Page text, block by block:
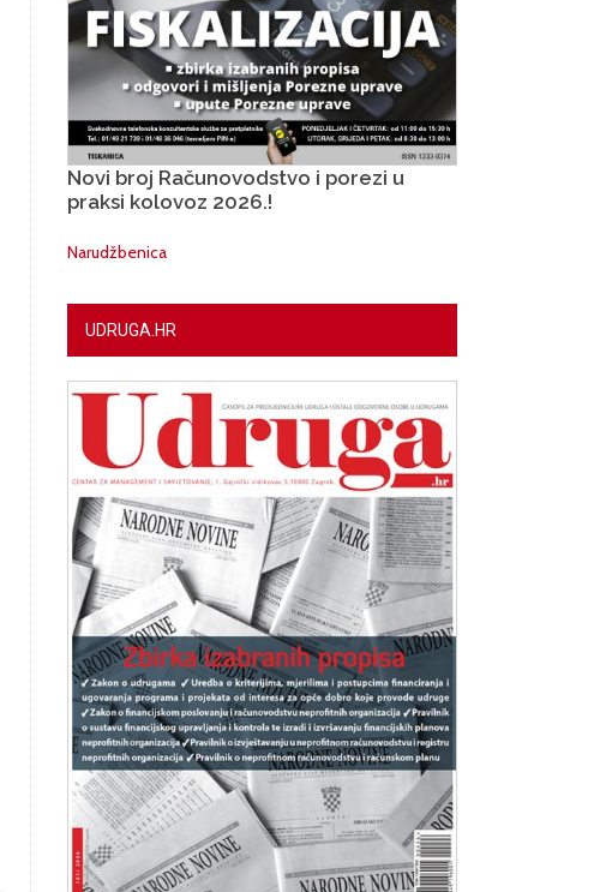
Novi broj Računovodstvo i porezi u
praksi kolovoz 2026.!
Narudžbenica
UDRUGA.HR